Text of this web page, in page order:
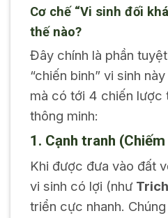
Cơ chế “Vi sinh đối
thế nào?
Đây chính là phần
“chiến binh” vi sinh
mà có tới 4 chiến lược
thông minh:
1. Cạnh tranh
Khi được đưa vào đất
vi sinh có lợi (như
triển cực nhanh.